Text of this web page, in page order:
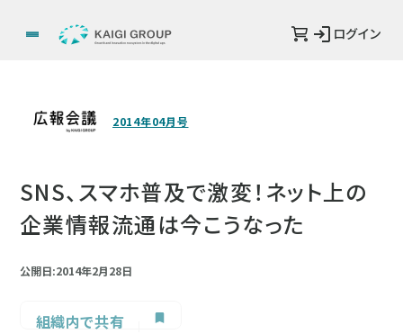
ログイン
2014年04月号
SNS、スマホ普及で激変！ネット上の
企業情報流通は今こうなった
公開日:2014年2月28日
組織内で共有